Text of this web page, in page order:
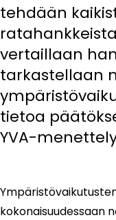
tehdään
vertaillaan
tarkastellaan
tietoa
YVA-
kokonaisuudessaan